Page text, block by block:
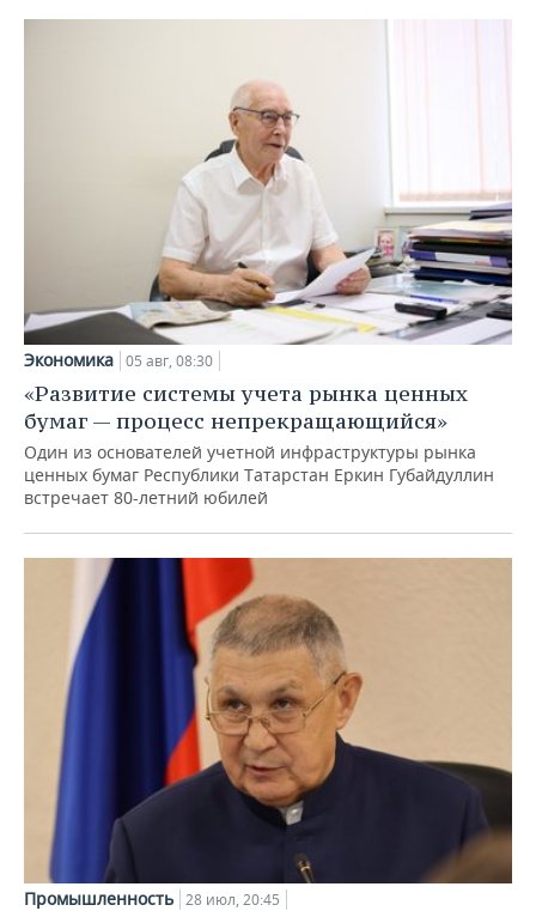
Экономика 05 авг, 08:30
«Развитие системы учета рынка ценных
бумаг — процесс непрекращающийся»
Один из основателей учетной инфраструктуры рынка
ценных бумаг Республики Татарстан Еркин Губайдуллин
встречает 80-летний юбилей
Промышленность 28 июл, 20:45